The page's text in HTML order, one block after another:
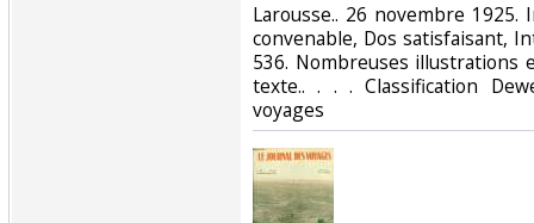
‎Larousse.. 26 novembre 1925.
convenable, Dos satisfaisant,
536. Nombreuses
texte.. . . . Classification
voyages‎